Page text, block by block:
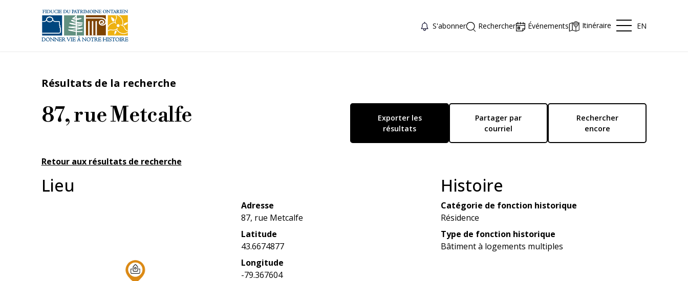
S'abonner Rechercher Événements Itinéraire EN
Résultats de la recherche
87, rue Metcalfe
Exporter les
résultats
Partager par
courriel
Rechercher
encore
Retour aux résultats de recherche
Lieu
Adresse
87, rue Metcalfe
Latitude
43.6674877
Longitude
-79.367604
Histoire
Catégorie de fonction historique
Résidence
Type de fonction historique
Bâtiment à logements multiples